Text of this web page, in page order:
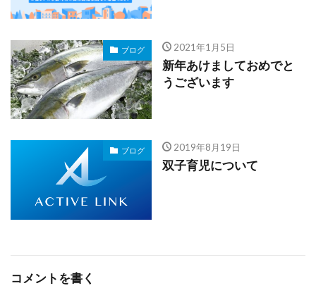
ブログ 2021年1月5日
新年あけましておめでと
うございます
ブログ 2019年8月19日
双子育児について
コメントを書く